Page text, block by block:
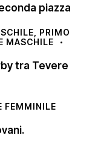
piazza
PRIMO
MASCHILE
tra Tevere
FEMMINILE